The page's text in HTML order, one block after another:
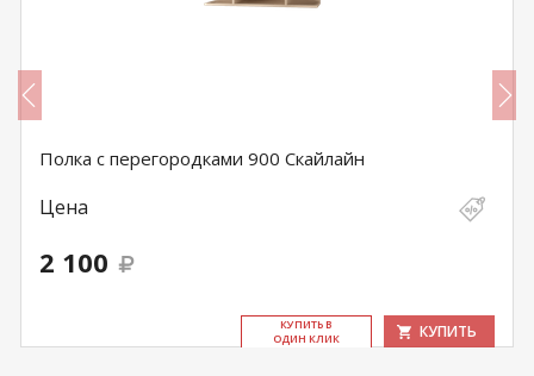
Полка с перегородками 900 Скайлайн
Цена
2 100
КУ­ПИТЬ В
ОДИН КЛИК
КУПИТЬ